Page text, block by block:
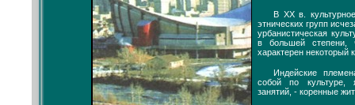
В XX в.
этнических групп
урбанистическая
в большей степени,
характерен некоторый
Индейские
собой по
занятий, - коренные